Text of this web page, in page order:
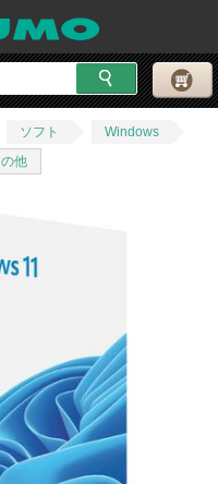
ソフト
Windows
他